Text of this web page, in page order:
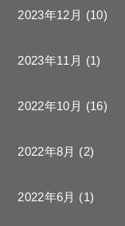
2023年12月 (10)
2023年11月 (1)
2022年10月 (16)
2022年8月 (2)
2022年6月 (1)